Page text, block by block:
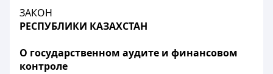
ЗАКОН
РЕСПУБЛИКИ КАЗАХСТАН
О государственном аудите и финансовом
контроле